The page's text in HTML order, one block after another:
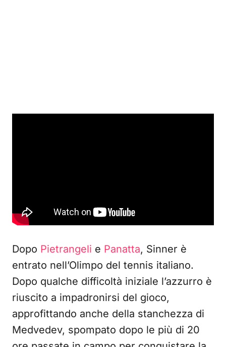
Dopo Pietrangeli e Panatta, Sinner è
entrato nell’Olimpo del tennis italiano.
Dopo qualche difficoltà iniziale l’azzurro è
riuscito a impadronirsi del gioco,
approfittando anche della stanchezza di
Medvedev, spompato dopo le più di 20